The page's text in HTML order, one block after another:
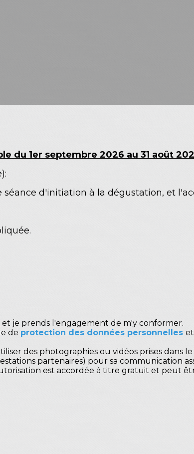
du 1er septembre 2026 au 31 août
d'initiation à la dégustation, et
et je prends l'engagement de m'y conformer.
de protection des données personnelles
des photographies ou vidéos prises dans
partenaires) pour sa communication
est accordée à titre gratuit et peut